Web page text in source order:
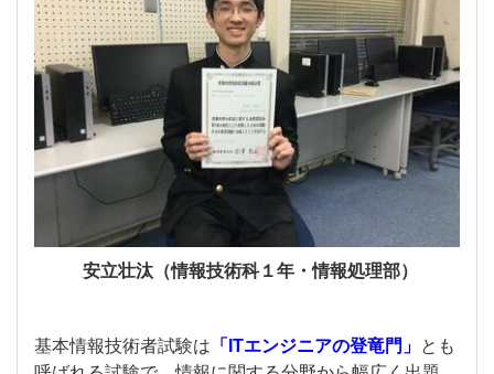
安立壮汰（情報技術科１年・情報処理部）
基本情報技術者試験は 「ITエンジニアの登竜門」 とも